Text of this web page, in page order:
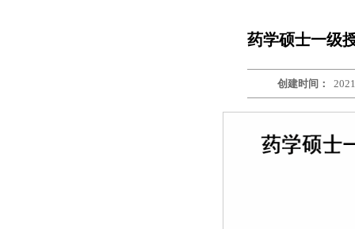
药学硕士一级
创建时间：